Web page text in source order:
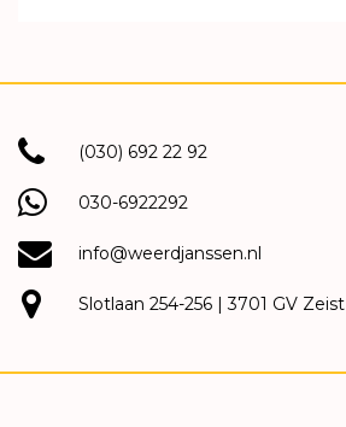
(030) 692 22 92
030-6922292
info@weerdjanssen.nl
Slotlaan 254-256 | 3701 GV Zeist